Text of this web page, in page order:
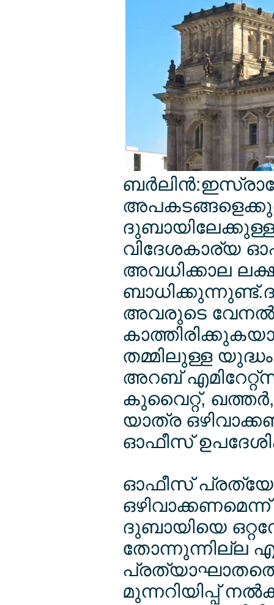
വിദേശകാര്യ
അവധിക്കാല
അവരുടെ
തമ്മിലുള്ള
അറബ്
കുവൈറ്റ്,
യാത്ര
ഓഫീസ്
ഓഫീസ്
ദുബായിയെ
തോന്നുന്നില്ല
മുന്നറിയിപ്പ്